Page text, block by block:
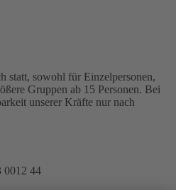
statt, sowohl für Einzelpersonen,
Gruppen ab 15 Personen. Bei
unserer Kräfte nur nach
0012 44